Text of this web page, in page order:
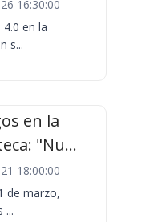
16:30:00
en la
s...
en la
"Nu...
18:00:00
de marzo,
...